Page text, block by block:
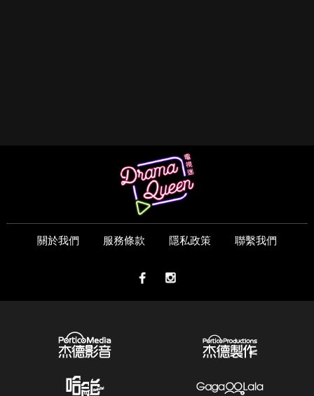
關於我們 服務條款 隱私政策 聯繫我們